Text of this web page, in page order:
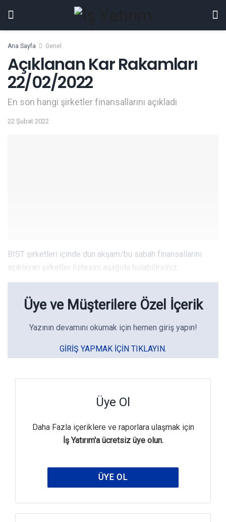
Ana Sayfa Genel
Açıklanan Kar Rakamları
22/02/2022
En son hangi şirketler finansallarını açıkladı
22 Şubat 2022
BIST şirketleri içinde dün akşam/bu sabah finansallarını
açıklayan şirketler listesini aşağıda bulabilirsiniz.
Üye ve Müşterilere Özel İçerik
Yazının devamını okumak için hemen giriş yapın!
GIRIŞ YAPMAK IÇIN TIKLAYIN.
Üye Ol
Daha Fazla içeriklere ve raporlara ulaşmak için
İş Yatırım'a ücretsiz üye olun.
ÜYE OL